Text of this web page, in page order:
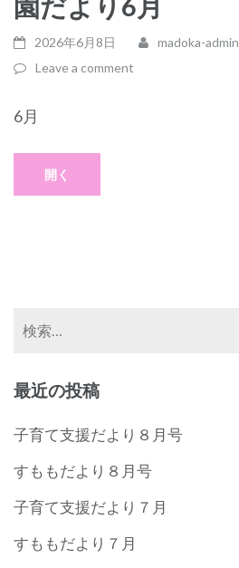
2026年6月8日
madoka-admin
Leave a comment
6月
開く
最近の投稿
子育て支援だより８月号
すももだより８月号
子育て支援だより７月
すももだより７月